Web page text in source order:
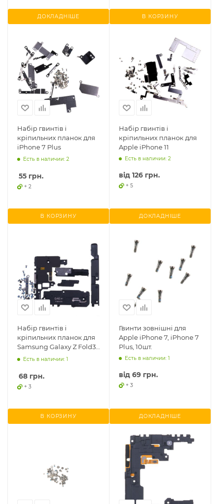
ДОКЛАДНІШЕ В КОРЗИНУ
Набір гвинтів і
кріпильних планок для
iPhone 7 Plus
Есть в наличии: 2
55 грн.
+ 2
В КОРЗИНУ
Набір гвинтів і
кріпильних планок для
Apple iPhone 11
Есть в наличии: 2
від 126 грн.
+ 5
ДОКЛАДНІШЕ
Набір гвинтів і
кріпильних планок для
Samsung Galaxy Z Fold3
F926
Есть в наличии: 1
68 грн.
+ 3
В КОРЗИНУ
Гвинти зовнішні для
Apple iPhone 7, iPhone 7
Plus, 10шт.
Есть в наличии: 1
від 69 грн.
+ 3
ДОКЛАДНІШЕ